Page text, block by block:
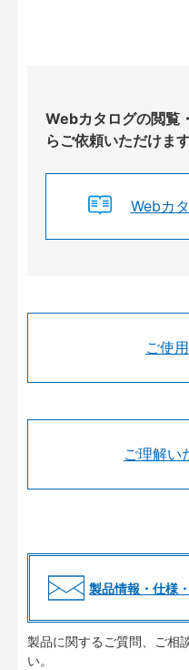
Webカタログの閲覧
らご依頼いただけます
Webカ
ご使
ご理解い
製品情報・仕様
製品に関するご質問、ご相
い。